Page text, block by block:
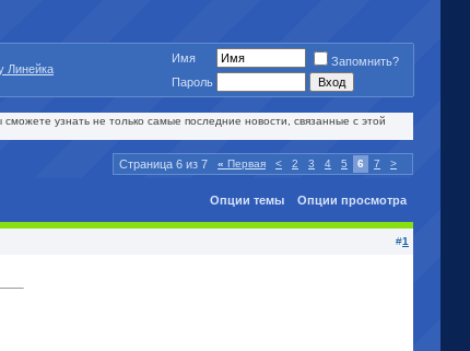
Линейка
Имя
Запомнить?
Пароль
узнать не только самые последние новости, связанные с этой
Страница 6 из 7 « Первая < 2 3 4 5 6 7 >
Опции темы Опции просмотра
#1